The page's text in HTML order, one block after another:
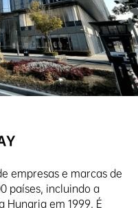
empresas e marcas de
países, incluindo a
Hungria em 1999. É